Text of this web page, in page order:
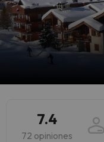
7.4
72 opiniones